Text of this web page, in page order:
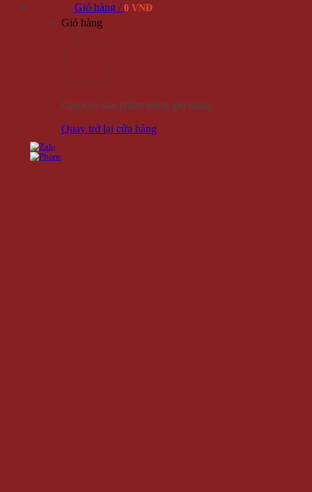
Giỏ hàng / 0 VNĐ
Giỏ hàng
Chưa có sản phẩm trong giỏ hàng.
Quay trở lại cửa hàng